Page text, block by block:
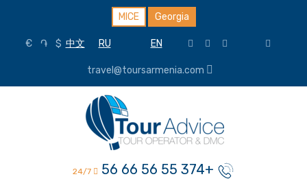
MICE Georgia
EN
RU
中文
$
֏
€
+374 55 56 66 56